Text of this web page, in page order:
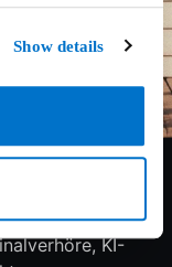
Show details
Doku
KI-